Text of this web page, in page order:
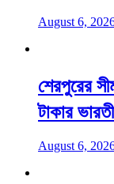
August 6,
শেরপুরের
টাকার
August 6,